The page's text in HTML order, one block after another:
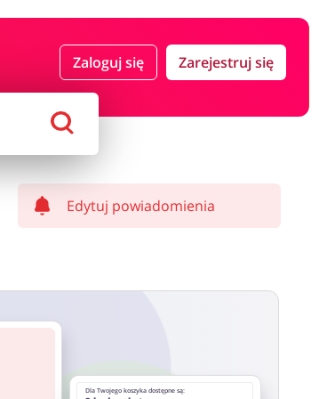
Zaloguj się Zarejestruj się
Edytuj powiadomienia
Dla Twojego koszyka dostępne są: